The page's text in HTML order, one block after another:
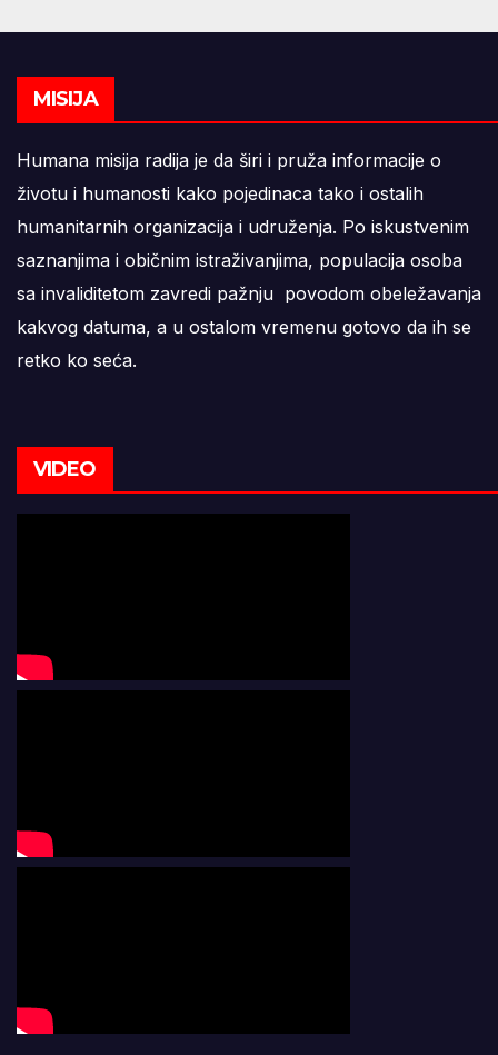
MISIJA
Humana misija radija je da širi i pruža informacije o
životu i humanosti kako pojedinaca tako i ostalih
humanitarnih organizacija i udruženja. Po iskustvenim
saznanjima i običnim istraživanjima, populacija osoba
sa invaliditetom zavredi pažnju povodom obeležavanja
kakvog datuma, a u ostalom vremenu gotovo da ih se
retko ko seća.
VIDEO